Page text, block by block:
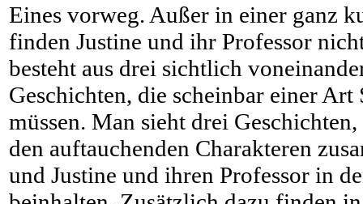
Eines vorweg. Außer in einer ganz
finden Justine und ihr Professor
besteht aus drei sichtlich
Geschichten, die scheinbar einer Art
müssen. Man sieht drei
den auftauchenden Charakteren
und Justine und ihren Professor in